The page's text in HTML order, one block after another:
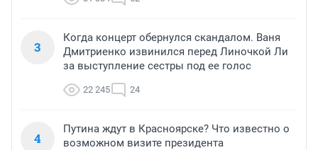
3
Когда концерт обернулся скандалом. Ваня
Дмитриенко извинился перед Линочкой Ли
за выступление сестры под ее голос
22 245 24
4
Путина ждут в Красноярске? Что известно о
возможном визите президента